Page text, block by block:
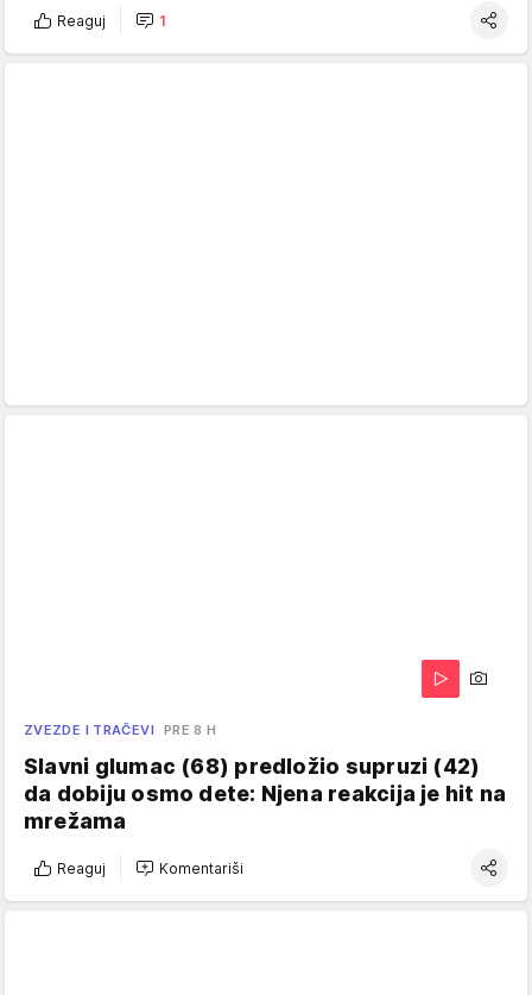
Reaguj 1
ZVEZDE I TRAČEVI PRE 8 H
Slavni glumac (68) predložio supruzi (42)
da dobiju osmo dete: Njena reakcija je hit na
mrežama
Reaguj Komentariši